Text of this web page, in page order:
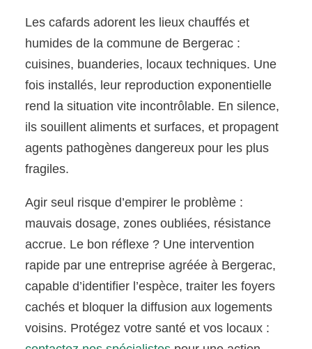
Les cafards adorent les lieux chauffés et
humides de la commune de Bergerac :
cuisines, buanderies, locaux techniques. Une
fois installés, leur reproduction exponentielle
rend la situation vite incontrôlable. En silence,
ils souillent aliments et surfaces, et propagent
agents pathogènes dangereux pour les plus
fragiles.
Agir seul risque d’empirer le problème :
mauvais dosage, zones oubliées, résistance
accrue. Le bon réflexe ? Une intervention
rapide par une entreprise agréée à Bergerac,
capable d’identifier l’espèce, traiter les foyers
cachés et bloquer la diffusion aux logements
voisins. Protégez votre santé et vos locaux :